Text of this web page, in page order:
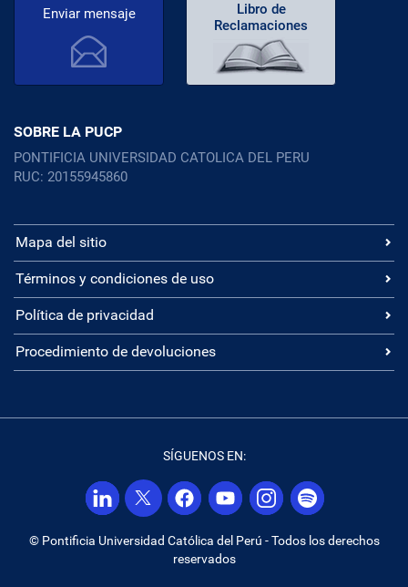
Enviar mensaje
Libro de
Reclamaciones
SOBRE LA PUCP
PONTIFICIA UNIVERSIDAD CATOLICA DEL PERU
RUC: 20155945860
Mapa del sitio
Términos y condiciones de uso
Política de privacidad
Procedimiento de devoluciones
SÍGUENOS EN:
© Pontificia Universidad Católica del Perú - Todos los derechos
reservados